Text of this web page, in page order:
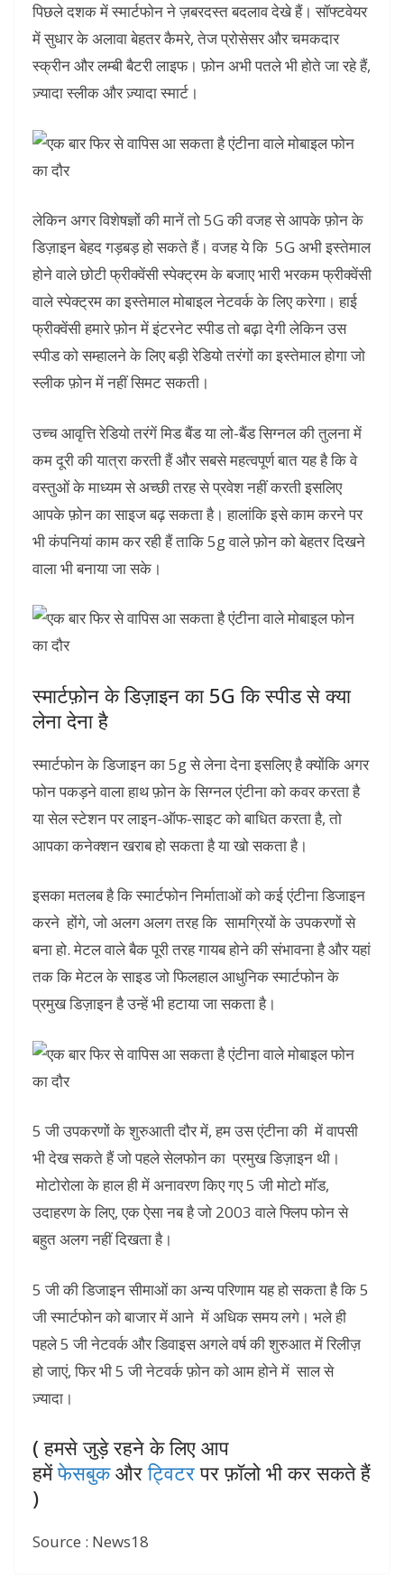
पिछले दशक में स्मार्टफोन ने ज़बरदस्त बदलाव देखे हैं। सॉफ्टवेयर
में सुधार के अलावा बेहतर कैमरे, तेज प्रोसेसर और चमकदार
स्क्रीन और लम्बी बैटरी लाइफ। फ़ोन अभी पतले भी होते जा रहे हैं,
ज़्यादा स्लीक और ज़्यादा स्मार्ट।
लेकिन अगर विशेषज्ञों की मानें तो 5G की वजह से आपके फ़ोन के
डिज़ाइन बेहद गड़बड़ हो सकते हैं। वजह ये कि 5G अभी इस्तेमाल
होने वाले छोटी फ्रीक्वेंसी स्पेक्ट्रम के बजाए भारी भरकम फ्रीक्वेंसी
वाले स्पेक्ट्रम का इस्तेमाल मोबाइल नेटवर्क के लिए करेगा। हाई
फ्रीक्वेंसी हमारे फ़ोन में इंटरनेट स्पीड तो बढ़ा देगी लेकिन उस
स्पीड को सम्हालने के लिए बड़ी रेडियो तरंगों का इस्तेमाल होगा जो
स्लीक फ़ोन में नहीं सिमट सकती।
उच्च आवृत्ति रेडियो तरंगें मिड बैंड या लो-बैंड सिग्नल की तुलना में
कम दूरी की यात्रा करती हैं और सबसे महत्वपूर्ण बात यह है कि वे
वस्तुओं के माध्यम से अच्छी तरह से प्रवेश नहीं करती इसलिए
आपके फ़ोन का साइज बढ़ सकता है। हालांकि इसे काम करने पर
भी कंपनियां काम कर रही हैं ताकि 5g वाले फ़ोन को बेहतर दिखने
वाला भी बनाया जा सके।
स्मार्टफ़ोन के डिज़ाइन का 5G कि स्पीड से क्या
लेना देना है
स्मार्टफोन के डिजाइन का 5g से लेना देना इसलिए है क्योंकि अगर
फोन पकड़ने वाला हाथ फ़ोन के सिग्नल एंटीना को कवर करता है
या सेल स्टेशन पर लाइन-ऑफ-साइट को बाधित करता है, तो
आपका कनेक्शन खराब हो सकता है या खो सकता है।
इसका मतलब है कि स्मार्टफोन निर्माताओं को कई एंटीना डिजाइन
करने होंगे, जो अलग अलग तरह कि सामग्रियों के उपकरणों से
बना हो. मेटल वाले बैक पूरी तरह गायब होने की संभावना है और यहां
तक ​​कि मेटल के साइड जो फिलहाल आधुनिक स्मार्टफोन के
प्रमुख डिज़ाइन है उन्हें भी हटाया जा सकता है।
5 जी उपकरणों के शुरुआती दौर में, हम उस एंटीना की में वापसी
भी देख सकते हैं जो पहले सेलफोन का प्रमुख डिज़ाइन थी।
मोटोरोला के हाल ही में अनावरण किए गए 5 जी मोटो मॉड,
उदाहरण के लिए, एक ऐसा नब है जो 2003 वाले फ्लिप फोन से
बहुत अलग नहीं दिखता है।
5 जी की डिजाइन सीमाओं का अन्य परिणाम यह हो सकता है कि 5
जी स्मार्टफोन को बाजार में आने में अधिक समय लगे। भले ही
पहले 5 जी नेटवर्क और डिवाइस अगले वर्ष की शुरुआत में रिलीज़
हो जाएं, फिर भी 5 जी नेटवर्क फ़ोन को आम होने में साल से
ज़्यादा।
( हमसे जुड़े रहने के लिए आप
हमेंफेसबुकऔरट्विटरपर फ़ॉलो भी कर सकते हैं
)
Source : News18